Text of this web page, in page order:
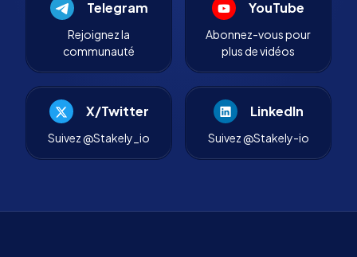
Telegram
Rejoignez la
communauté
YouTube
Abonnez-vous pour
plus de vidéos
X/Twitter
Suivez @Stakely_io
LinkedIn
Suivez @Stakely-io